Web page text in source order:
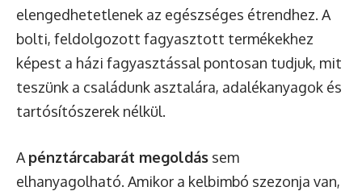
elengedhetetlenek az egészséges étrendhez. A
bolti, feldolgozott fagyasztott termékekhez
képest a házi fagyasztással pontosan tudjuk, mit
teszünk a családunk asztalára, adalékanyagok és
tartósítószerek nélkül.
A pénztárcabarát megoldás sem
elhanyagolható. Amikor a kelbimbó szezonja van,